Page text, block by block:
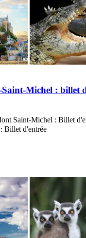
Michel : billet
Saint-Michel : Billet
Billet d'entrée